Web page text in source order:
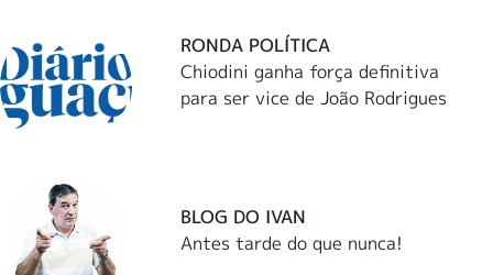
RONDA POLÍTICA
Chiodini ganha força definitiva
para ser vice de João Rodrigues
BLOG DO IVAN
Antes tarde do que nunca!